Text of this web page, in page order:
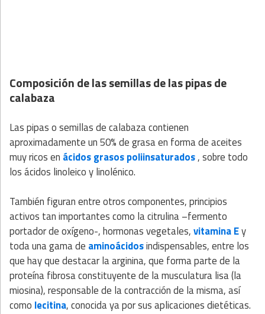
Composición de las semillas de las pipas de
calabaza
Las pipas o semillas de calabaza contienen
aproximadamente un 50% de grasa en forma de aceites
muy ricos en ácidos grasos poliinsaturados, sobre todo
los ácidos linoleico y linolénico.
También figuran entre otros componentes, principios
activos tan importantes como la citrulina –fermento
portador de oxígeno-, hormonas vegetales,vitamina Ey
toda una gama de aminoácidosindispensables, entre los
que hay que destacar la arginina, que forma parte de la
proteína fibrosa constituyente de la musculatura lisa (la
miosina), responsable de la contracción de la misma, así
como lecitina, conocida ya por sus aplicaciones dietéticas.